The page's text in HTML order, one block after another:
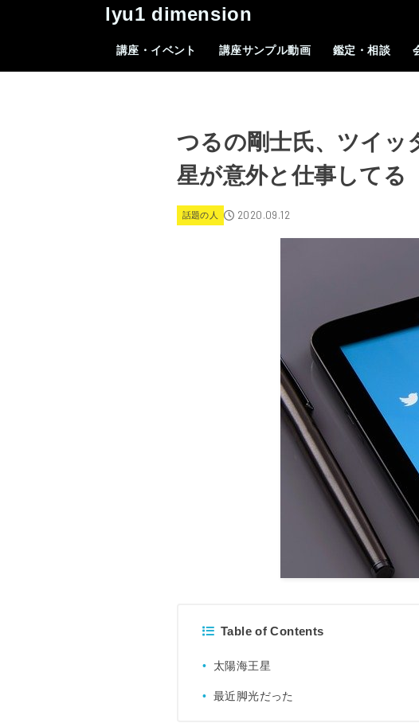
lyu1 dimension
講座・イベント 講座サンプル動画 鑑定・相談
つるの剛士氏、ツイ
星が意外と仕事してる
話題の人 2020.09.12
Table of Contents
太陽海王星
最近脚光だった